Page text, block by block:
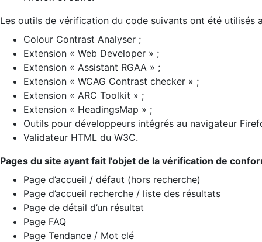
Les outils de vérification du code suivants ont été utilisés
Colour Contrast Analyser ;
Extension « Web Developer » ;
Extension « Assistant RGAA » ;
Extension « WCAG Contrast checker » ;
Extension « ARC Toolkit » ;
Extension « HeadingsMap » ;
Outils pour développeurs intégrés au navigateur
Validateur HTML du W3C.
Pages du site ayant fait l’objet de la vérification de
Page d’accueil / défaut (hors recherche)
Page d’accueil recherche / liste des résultats
Page de détail d’un résultat
Page FAQ
Page Tendance / Mot clé